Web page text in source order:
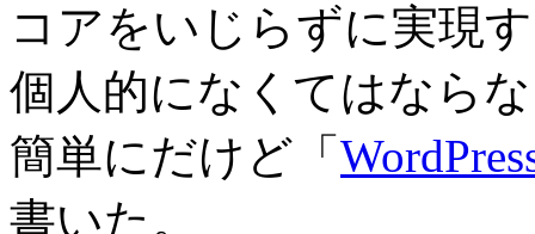
コアをいじらずに実現
個人的になくてはなら
簡単にだけど「
書いた。